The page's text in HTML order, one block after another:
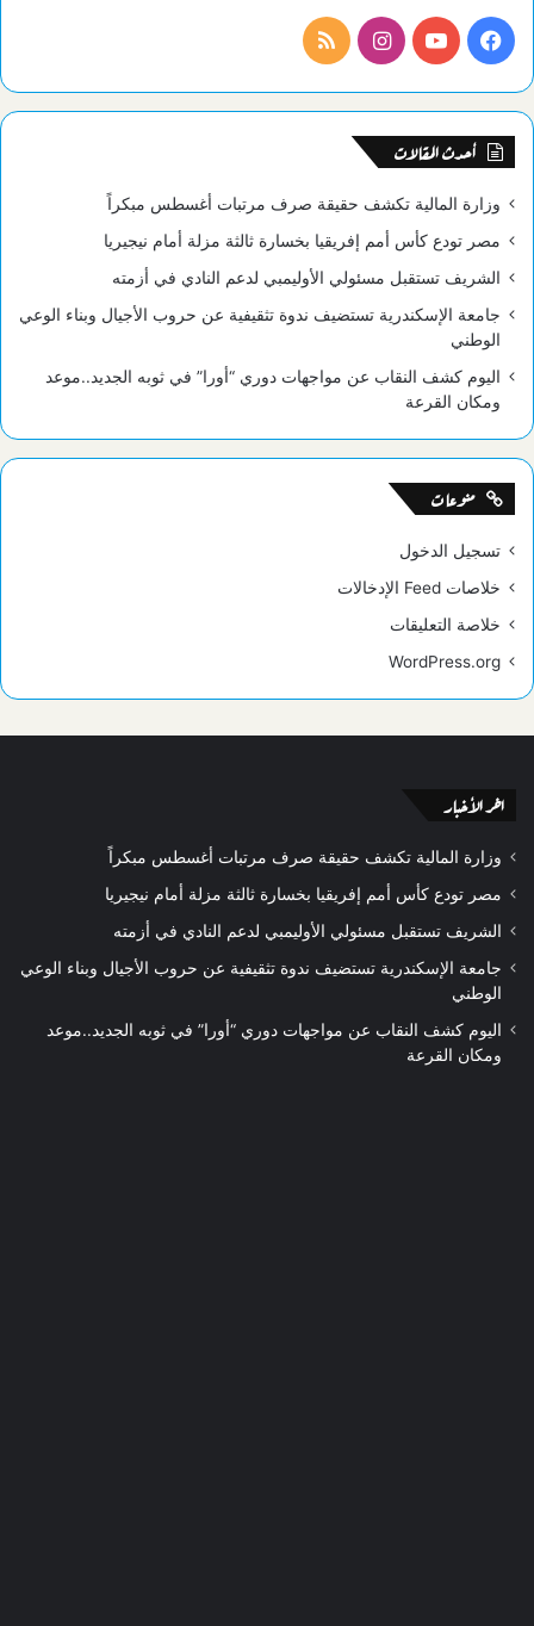
فيسبوكيوتيوبانستقرامملخص
الموقع
أحدث المقالات
وزارة المالية تكشف حقيقة صرف مرتبات أغسطس مبكراً
مصر تودع كأس أمم إفريقيا بخسارة ثالثة مزلة أمام نيجيريا
الشريف تستقبل مسئولي الأوليمبي لدعم النادي في أزمته
جامعة الإسكندرية تستضيف ندوة تثقيفية عن حروب الأجيال وبناء الوعي
الوطني
اليوم كشف النقاب عن مواجهات دوري “أورا” في ثوبه الجديد..موعد
ومكان القرعة
منوعات
تسجيل الدخول
خلاصات Feed الإدخالات
خلاصة التعليقات
WordPress.org
اخر الأخبار
وزارة المالية تكشف حقيقة صرف مرتبات أغسطس مبكراً
مصر تودع كأس أمم إفريقيا بخسارة ثالثة مزلة أمام نيجيريا
الشريف تستقبل مسئولي الأوليمبي لدعم النادي في أزمته
جامعة الإسكندرية تستضيف ندوة تثقيفية عن حروب الأجيال وبناء الوعي
الوطني
اليوم كشف النقاب عن مواجهات دوري “أورا” في ثوبه الجديد..موعد
ومكان القرعة